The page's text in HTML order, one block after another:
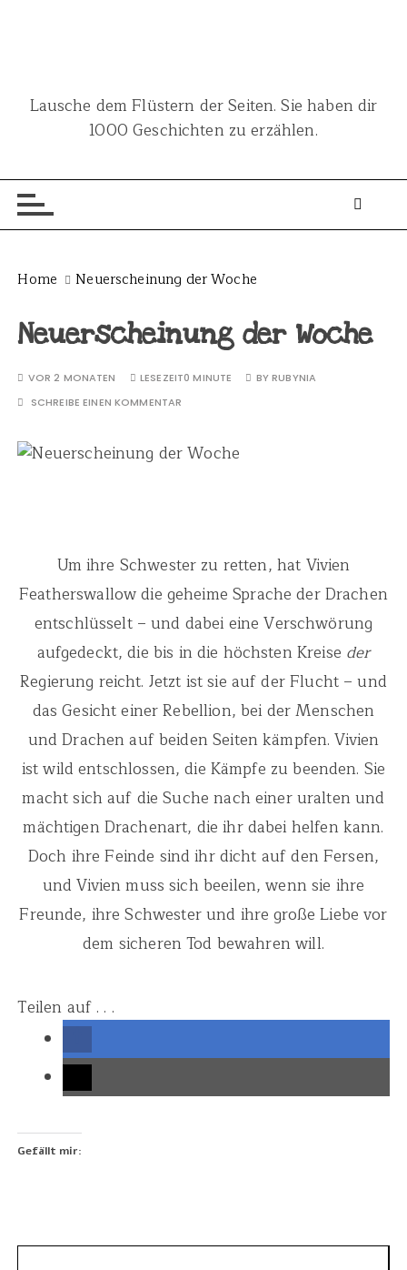
o
t
Lausche dem Flüstern der Seiten. Sie haben dir
1000 Geschichten zu erzählen.
Home Neuerscheinung der Woche
Neuerscheinung der Woche
VOR 2 MONATEN LESEZEIT0 MINUTE BYRUBYNIA
SCHREIBE EINEN KOMMENTAR
Um ihre Schwester zu retten, hat Vivien
Featherswallow die geheime Sprache der Drachen
entschlüsselt – und dabei eine Verschwörung
aufgedeckt, die bis in die höchsten Kreise der
Regierung reicht. Jetzt ist sie auf der Flucht – und
das Gesicht einer Rebellion, bei der Menschen
und Drachen auf beiden Seiten kämpfen. Vivien
ist wild entschlossen, die Kämpfe zu beenden. Sie
macht sich auf die Suche nach einer uralten und
mächtigen Drachenart, die ihr dabei helfen kann.
Doch ihre Feinde sind ihr dicht auf den Fersen,
und Vivien muss sich beeilen, wenn sie ihre
Freunde, ihre Schwester und ihre große Liebe vor
dem sicheren Tod bewahren will.
Teilen auf . . .
Gefällt mir: